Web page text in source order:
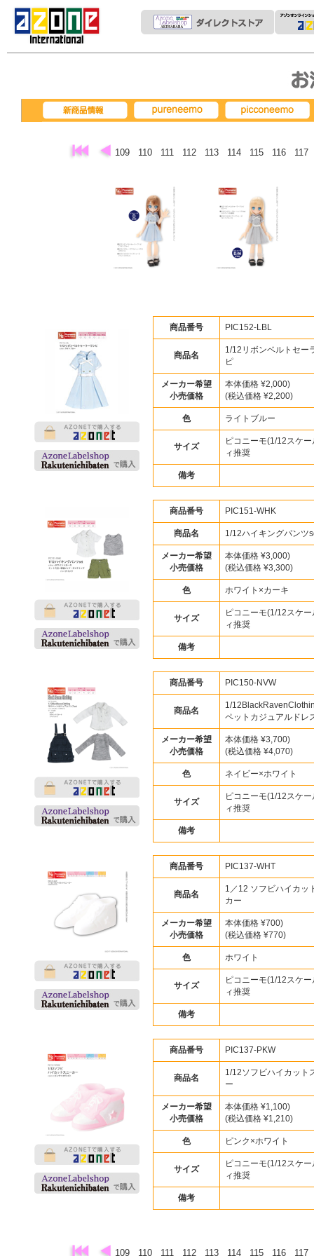
109 110 111 112 113 114 115 116 117
商品番号 PIC152-LBL
商品名
1/12リボンベルトセー
ピ
メーカー希望
小売価格
本体価格 ¥2,000)
(税込価格 ¥2,200)
色 ライトブルー
サイズ
ピコニーモ(1/12スケ
ィ推奨
備考
商品番号 PIC151-WHK
商品名 1/12ハイキングパンツ
メーカー希望
小売価格
本体価格 ¥3,000)
(税込価格 ¥3,300)
色 ホワイト×カーキ
サイズ
ピコニーモ(1/12スケ
ィ推奨
備考
商品番号 PIC150-NVW
商品名
1/
ペットカジュアルドレ
メーカー希望
小売価格
本体価格 ¥3,700)
(税込価格 ¥4,070)
色 ネイビー×ホワイト
サイズ
ピコニーモ(1/12スケ
ィ推奨
備考
商品番号 PIC137-WHT
商品名
1／12 ソフビハイカッ
カー
メーカー希望
小売価格
本体価格 ¥700)
(税込価格 ¥770)
色 ホワイト
サイズ
ピコニーモ(1/12スケ
ィ推奨
備考
商品番号 PIC137-PKW
商品名
1/12ソフビハイカット
ー
メーカー希望
小売価格
本体価格 ¥1,100)
(税込価格 ¥1,210)
色 ピンク×ホワイト
サイズ
ピコニーモ(1/12スケ
ィ推奨
備考
109 110 111 112 113 114 115 116 117